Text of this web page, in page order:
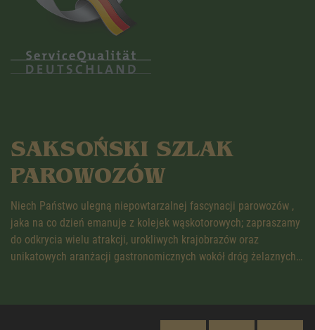
SAKSOŃSKI SZLAK
PAROWOZÓW
Niech Państwo ulegną niepowtarzalnej fascynacji parowozów ,
jaka na co dzień emanuje z kolejek wąskotorowych; zapraszamy
do odkrycia wielu atrakcji, urokliwych krajobrazów oraz
unikatowych aranżacji gastronomicznych wokół dróg żelaznych…